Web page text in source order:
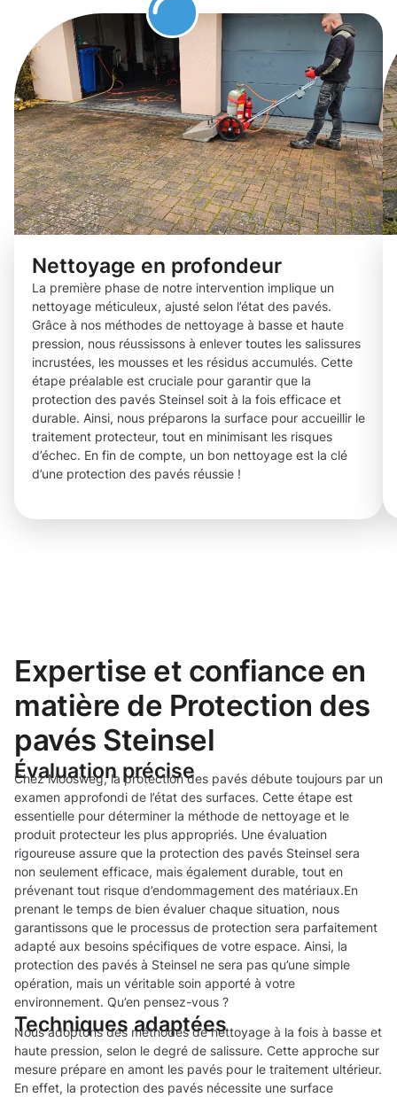
Nettoyage en profondeur
La première phase de notre intervention implique un
nettoyage méticuleux, ajusté selon l’état des pavés.
Grâce à nos méthodes de nettoyage à basse et haute
pression, nous réussissons à enlever toutes les salissures
incrustées, les mousses et les résidus accumulés. Cette
étape préalable est cruciale pour garantir que la
protection des pavés Steinsel soit à la fois efficace et
durable. Ainsi, nous préparons la surface pour accueillir le
traitement protecteur, tout en minimisant les risques
d’échec. En fin de compte, un bon nettoyage est la clé
d’une protection des pavés réussie !
Expertise et confiance en
matière de Protection des
pavés Steinsel
Évaluation précise
Chez Moosweg, la protection des pavés débute toujours par un
examen approfondi de l’état des surfaces. Cette étape est
essentielle pour déterminer la méthode de nettoyage et le
produit protecteur les plus appropriés. Une évaluation
rigoureuse assure que la protection des pavés Steinsel sera
non seulement efficace, mais également durable, tout en
prévenant tout risque d’endommagement des matériaux.En
prenant le temps de bien évaluer chaque situation, nous
garantissons que le processus de protection sera parfaitement
adapté aux besoins spécifiques de votre espace. Ainsi, la
protection des pavés à Steinsel ne sera pas qu’une simple
opération, mais un véritable soin apporté à votre
environnement. Qu’en pensez-vous ?
Techniques adaptées
Nous adoptons des méthodes de nettoyage à la fois à basse et
haute pression, selon le degré de salissure. Cette approche sur
mesure prépare en amont les pavés pour le traitement ultérieur.
En effet, la protection des pavés nécessite une surface